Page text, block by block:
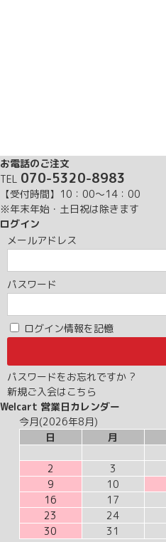
お電話のご注文
TEL 070-5320-8983
【受付時間】10：00～14：00
※年末年始・土日祝は除きます
ログイン
メールアドレス
パスワード
ログイン情報を記憶
パスワードをお忘れですか ?
新規ご入会はこちら
Welcart 営業日カレンダー
今月(2026年8月)
日
月
2
3
9
10
16
17
23
24
30
31